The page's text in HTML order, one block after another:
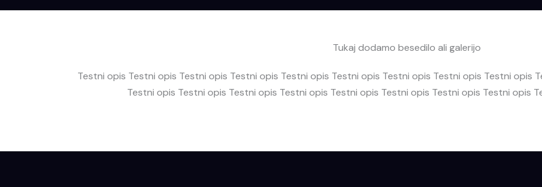
Tukaj dodamo besedilo ali galerijo
Testni opis Testni opis Testni opis Testni opis Testni opis Testni opis Testni opis Testni opis Testni opis
Testni opis Testni opis Testni opis Testni opis Testni opis Testni opis Testni opis Testni opis